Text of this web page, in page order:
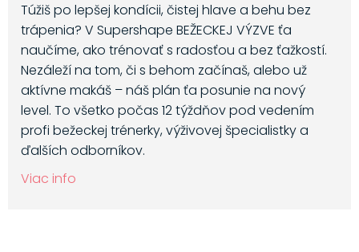
Túžiš po lepšej kondícii, čistej hlave a behu bez
trápenia? V Supershape BEŽECKEJ VÝZVE ťa
naučíme, ako trénovať s radosťou a bez ťažkostí.
Nezáleží na tom, či s behom začínaš, alebo už
aktívne makáš – náš plán ťa posunie na nový
level. To všetko počas 12 týždňov pod vedením
profi bežeckej trénerky, výživovej špecialistky a
ďalších odborníkov.
Viac info